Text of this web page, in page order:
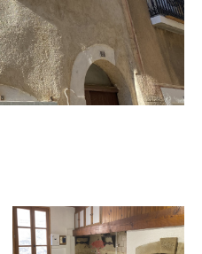
CRITÈRES